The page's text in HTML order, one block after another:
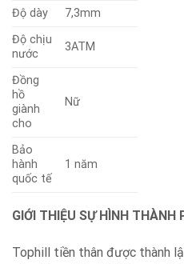
Độ dày
7,3mm
Độ chịu
nước
3ATM
Đồng
hồ
giành
cho
Nữ
Bảo
hành
quốc tế
1 năm
GIỚI THIỆU SỰ HÌNH
Tophill tiền thân được thành